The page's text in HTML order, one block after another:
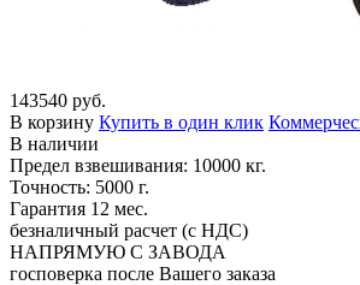
143540 руб.
В корзину Купить в один клик
В наличии
Предел взвешивания: 10000 кг.
Точность: 5000 г.
Гарантия 12 мес.
безналичный расчет (с НДС)
НАПРЯМУЮ С ЗАВОДА
госповерка после Вашего заказа